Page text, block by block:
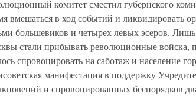
комитет сместил губернского
вмешаться в ход событий и ликвидировать
большевиков и четырех левых эсеров.
стали прибывать революционные войска,
спровоцировать на саботаж и население
манифестация в поддержку
и спровоцированных беспорядков